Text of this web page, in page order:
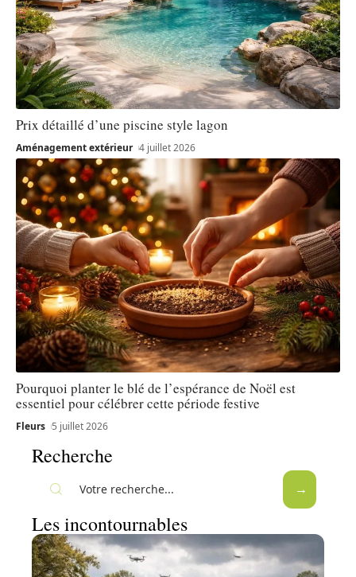
Prix détaillé d’une piscine style lagon
Aménagement extérieur 4 juillet 2026
Pourquoi planter le blé de l’espérance de Noël est
essentiel pour célébrer cette période festive
Fleurs 5 juillet 2026
Recherche
Les incontournables